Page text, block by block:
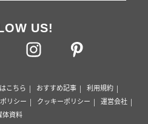
US!
こちら おすすめ記事
利用規約
リシー クッキーポリシー
運営会社
体資料